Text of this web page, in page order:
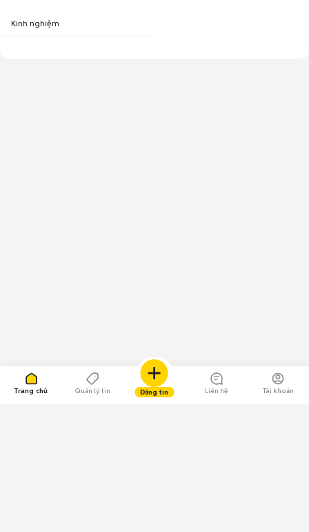
Trang chủ Quản lý tin Đăng tin Liên hệ Tài khoản
Kinh nghiệm